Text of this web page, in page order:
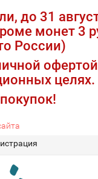
до 31
монет 3
России)
целях.